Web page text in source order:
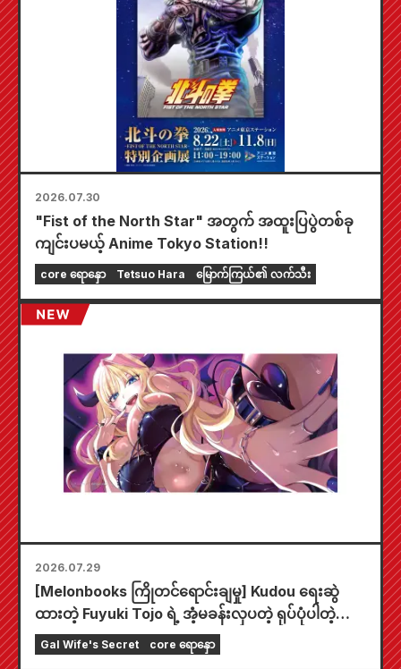
2026.07.30
"Fist of the North Star" အတွက် အထူးပြပွဲတစ်ခု
ကျင်းပမယ့် Anime Tokyo Station!!
core ရောနှော Tetsuo Hara မြောက်ကြယ်၏ လက်သီး
2026.07.29
[Melonbooks ကြိုတင်ရောင်းချမှု] Kudou ရေးဆွဲ
ထားတဲ့ Fuyuki Tojo ရဲ့ အံ့မခန်းလှပတဲ့ ရုပ်ပုံပါတဲ့
အထူးကစားခုံတစ်ခုပါဝင်တဲ့ အကန့်အသတ်ထုတ် အစုံ
အတွက် ကြိုတင်မှာယူနိုင်ပါပြီ။ "The Secret of the
Gal Wife's Secret core ရောနှော